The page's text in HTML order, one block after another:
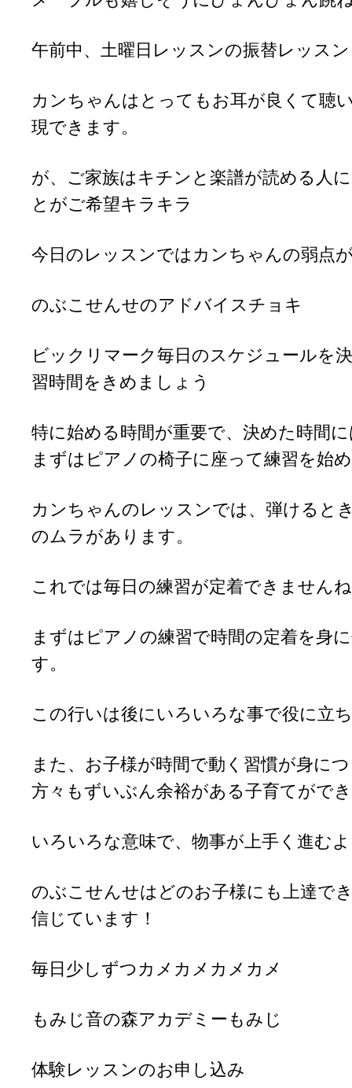
午前中、土曜日レッスンの振替レッス
カンちゃんはとってもお耳が良くて聴
現できます。
が、ご家族はキチンと楽譜が読める人
とがご希望キラキラ
今日のレッスンではカンちゃんの弱点
のぶこせんせのアドバイスチョキ
ビックリマーク毎日のスケジュールを
習時間をきめましょう
特に始める時間が重要で、決めた時間
まずはピアノの椅子に座って練習を始
カンちゃんのレッスンでは、弾けると
のムラがあります。
これでは毎日の練習が定着できません
まずはピアノの練習で時間の定着を身
す。
この行いは後にいろいろな事で役に立
また、お子様が時間で動く習慣が身に
方々もずいぶん余裕がある子育てがで
いろいろな意味で、物事が上手く進む
のぶこせんせはどのお子様にも上達で
信じています！
毎日少しずつカメカメカメカメ
もみじ音の森アカデミーもみじ
体験レッスンのお申し込み